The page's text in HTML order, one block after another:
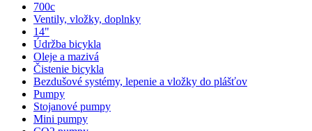
700c
Ventily, vložky, doplnky
14"
Údržba bicykla
Oleje a mazivá
Čistenie bicykla
Bezdušové systémy, lepenie a vložky do plášťov
Pumpy
Stojanové pumpy
Mini pumpy